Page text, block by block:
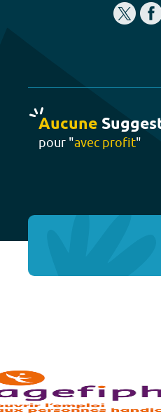
Aucune
pour "avec profit"